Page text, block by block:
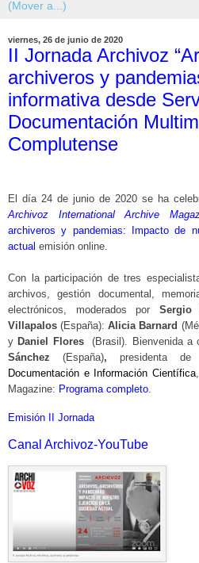
viernes, 26 de junio de 2020
II Jornada Archivoz
archiveros y
informativa desde
Documentación
Complutense
El día 24 de junio de 2020 se ha
Archivoz International Archive
archiveros y pandemias: Impacto de
actual emisión online.
Con la participación detres
archivos, gestión documental,
electrónicos, moderados por Sergio
Villapalos(España):Alicia Barnard
y Daniel Flores (Brasil). Bienvenida a
Sánchez(España), presidenta
Documentación e Información Científica
Magazine: Programa completo
Emisión II Jornada
Canal Archivoz-YouTube